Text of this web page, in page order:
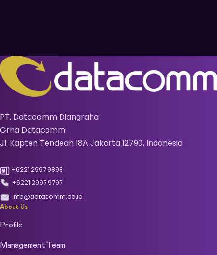
PT. Datacomm Diangraha
Grha Datacomm
Jl. Kapten Tendean 18A Jakarta 12790, Indonesia
+6221 2997 9898
+6221 2997 9797
info@datacomm.co.id
About Us
Profile
Management Team